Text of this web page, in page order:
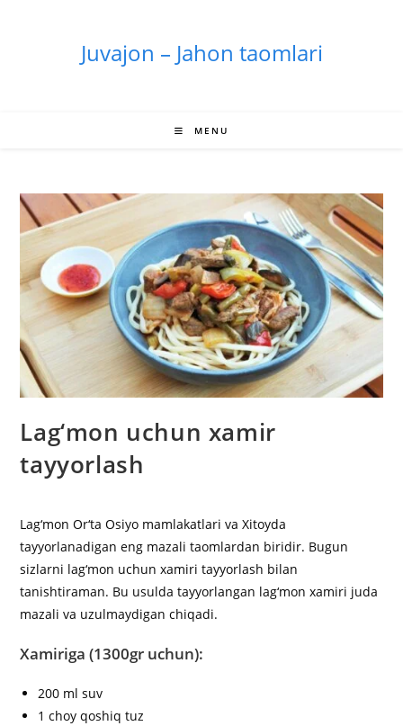
Juvajon – Jahon taomlari
MENU
Lag‘mon uchun xamir
tayyorlash
Lag‘mon Or‘ta Osiyo mamlakatlari va Xitoyda
tayyorlanadigan eng mazali taomlardan biridir. Bugun
sizlarni lag‘mon uchun xamiri tayyorlash bilan
tanishtiraman. Bu usulda tayyorlangan lag‘mon xamiri juda
mazali va uzulmaydigan chiqadi.
Xamiriga (1300gr uchun):
200 ml suv
1 choy qoshiq tuz